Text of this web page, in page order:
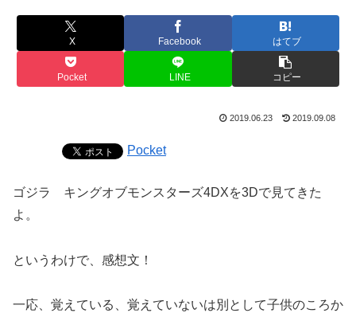
X Facebook はてブ
Pocket LINE コピー
2019.06.23 2019.09.08
Pocket
ゴジラ キングオブモンスターズ4DXを3Dで見てきた
よ。
というわけで、感想文！
一応、覚えている、覚えていないは別として子供のころか